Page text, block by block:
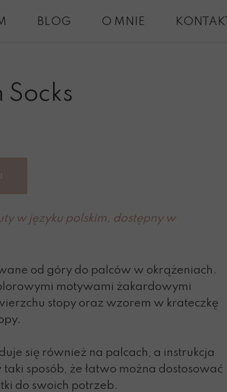
od góry do palców w okrążeniach.
motywami żakardowymi
stopy oraz wzorem w krateczkę
się również na palcach, a instrukcja
sposób, że łatwo można dostosować
do swoich potrzeb.
w języku polskim, dostępny w
Socks
BLOG O MNIE KONTAKT